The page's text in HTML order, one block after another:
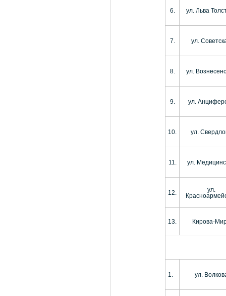
6. ул. Льва
7. ул.
8. ул.
9. ул.
10. ул.
11. ул.
12.
ул.
13. Кирова-
1. ул.